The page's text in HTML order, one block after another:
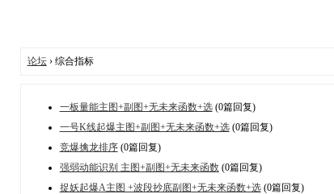
论坛› 综合指标
一板量能主图+副图+无未来函数+选(0篇回复)
一号K线起爆主图+副图+无未来函数+选(0篇回复)
竞爆擒龙排序(0篇回复)
强弱动能识别 主图+副图+无未来函数(0篇回复)
捉妖起爆A主图 +波段抄底副图+无未来函数+选(0篇回复)